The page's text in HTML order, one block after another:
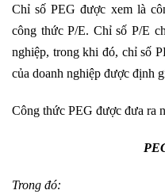
Chỉ số PEG được xem là
công thức P/E. Chỉ số P/E
nghiệp, trong khi đó, chỉ số
của doanh nghiệp được định
Công thức PEG được đưa ra
Trong đó: